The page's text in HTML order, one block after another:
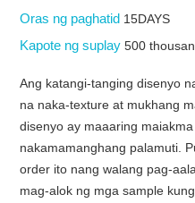
Oras ng paghatid 15DAYS
Kapote ng suplay500
Ang katangi-tanging disenyo
na naka-texture at mukhang
disenyo ay maaaring
nakamamanghang palamuti.
order ito nang walang pag-
mag-alok ng mga sample